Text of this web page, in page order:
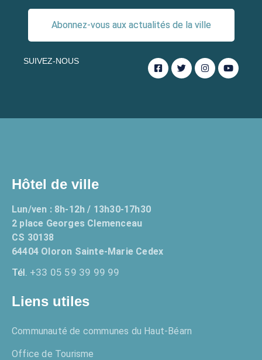
Abonnez-vous aux actualités de la ville
SUIVEZ-NOUS
Hôtel de ville
Lun/ven : 8h-12h / 13h30-17h30
2 place Georges Clemenceau
CS 30138
64404 Oloron Sainte-Marie Cedex
Tél. +33 05 59 39 99 99
Liens utiles
Communauté de communes du Haut-Béarn
Office de Tourisme